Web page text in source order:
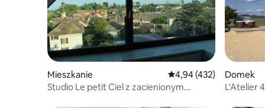
Mieszkanie Średnia ocena: 4,94 na
4,94 (432)
Studio Le petit Ciel z zacienionym
Domek
L'Atelier